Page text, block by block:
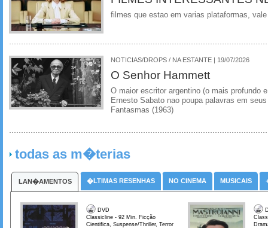
filmes que estao em varias plataformas,
NOTICIAS/DROPS / NA ESTANTE | 19/07/2026
O Senhor Hammett
O maior escritor argentino (o mais profundo
Ernesto Sabato nao poupa palavras em
Fantasmas (1963)
todas as m�terias
LAN�AMENTOS �LTIMAS RESENHAS NO CINEMA MUSICAIS
DVD
Classicline - 92 Min. Ficção
Cientifica, Suspense/Thriller, Terror